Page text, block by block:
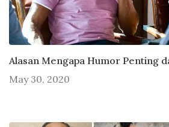
Alasan Mengapa Humor Penting
May 30, 2020